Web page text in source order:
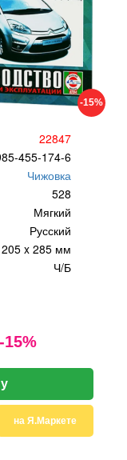
-15%
22847
455-174-6
Чижовка
528
Мягкий
Русский
205 x 285 мм
Ч/Б
-15%
на Я.Маркете